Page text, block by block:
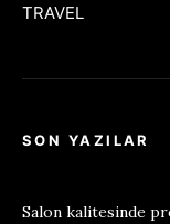
TRAVEL
SON YAZILAR
Salon kalitesinde